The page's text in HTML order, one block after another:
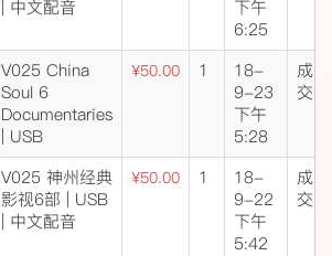
| 中文配音
下午
6:25
V025 China
Soul 6
Documentaries
| USB
¥50.00 1
18-
9-23
下午
5:28
成
交
V025 神州经典
影视6部 | USB
| 中文配音
¥50.00 1
18-
9-22
下午
5:42
成
交